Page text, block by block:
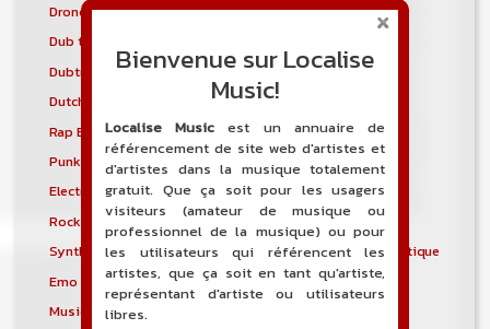
Drone
Drumstep
Dub techno
Dubtronica
Dunedin sound
Dutch house
Early hardcore
Rap East Coast
Easycore
Punk gaélique
Électro-industriel
Electronic body music
Musique électronique
Rock électronique
Electronicore
Synthpunk
Musique électroacoustique
Emo
Emo pop
Musique spectrale
Bienvenue sur Localise
Music!
Localise Music est un annuaire de
référencement de site web d'artistes et
d'artistes dans la musique totalement
gratuit. Que ça soit pour les usagers
visiteurs (amateur de musique ou
professionnel de la musique) ou pour
les utilisateurs qui référencent les
artistes, que ça soit en tant qu'artiste,
représentant d'artiste ou utilisateurs
libres.